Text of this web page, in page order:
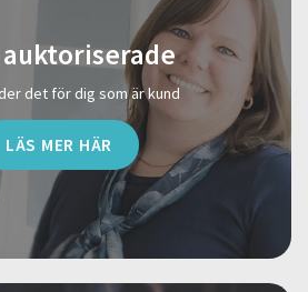
det för dig som är kund
LÄS MER HÄR